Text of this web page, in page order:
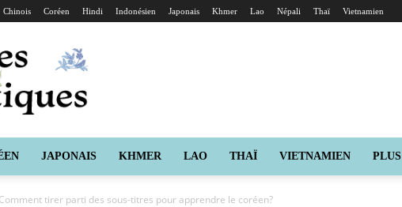
Chinois Coréen Hindi Indonésien Japonais Khmer Lao Népali Thaï Vietnamien
JAPONAIS KHMER LAO THAÏ VIETNAMIEN PLUS
Comment tirer parti des sous-titres pour apprendre le coréen?